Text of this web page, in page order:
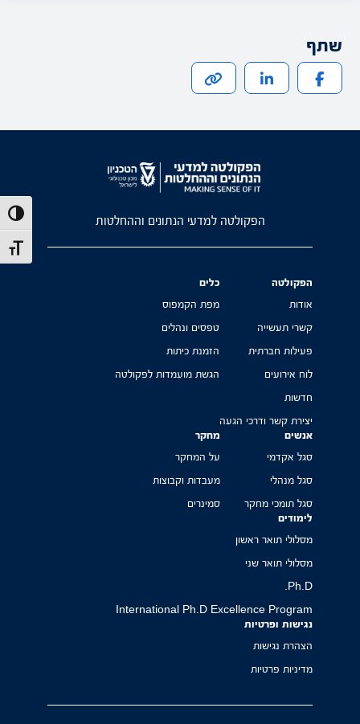
מתג
שתף
הפקולטה למדעי הנתונים וההחלטות
הפקולטה
אודות
קשרי תעשייה
פעילות חברתית
לוח אירועים
חדשות
יצירת קשר ודרכי הגעה
כלים
מפת הקמפוס
טפסים ונהלים
הזמנת כיתות
הגשת מועמדות לפקולטה
אנשים
סגל אקדמי
סגל מנהלי
סגל תומכי מחקר
מחקר
על המחקר
מעבדות וקבוצות
סמינרים
לימודים
מסלולי תואר ראשון
מסלולי תואר שני
Ph.D.
International Ph.D Excellence Program
נגישות ופרטיות
הצהרת נגישות
מדיניות פרטיות